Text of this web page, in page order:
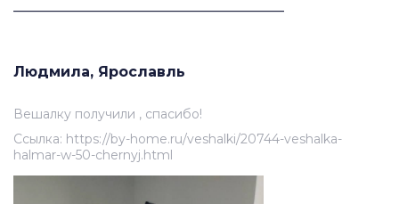
Людмила, Ярославль
Вешалку получили , спасибо!
Ссылка: https://by-home.ru/veshalki/20744-veshalka-
halmar-w-50-chernyj.html